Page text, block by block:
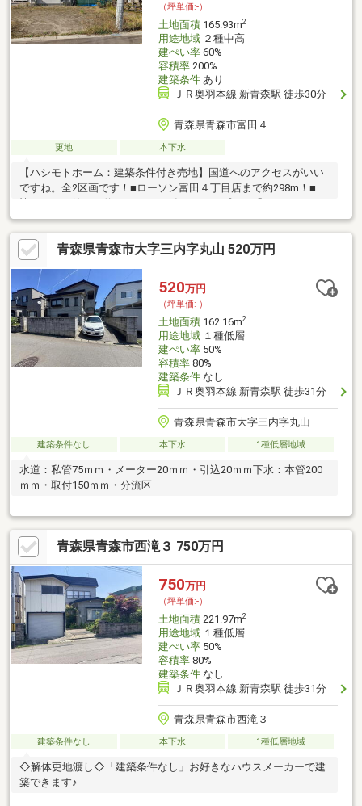
（坪単価:-）
土地面積165.93m2
用途地域２種中高
建ぺい率60%
容積率200%
建築条件あり
ＪＲ奥羽本線 新青森駅 徒歩30分
青森県青森市富田４
更地 本下水
【ハシモトホーム：建築条件付き売地】国道へのアクセスがいい
ですね。全2区画です！■ローソン富田４丁目店まで約298m！■生
キホーテ」、「シネマコンプレックス」が近いエリア！これから
どんどん便利になっていきますね！
青森県青森市大字三内字丸山 520万円
520万円
（坪単価:-）
土地面積162.16m2
用途地域１種低層
建ぺい率50%
容積率80%
建築条件なし
ＪＲ奥羽本線 新青森駅 徒歩31分
青森県青森市大字三内字丸山
建築条件なし 本下水 1種低層地域
水道：私管75ｍｍ・メーター20ｍｍ・引込20ｍｍ下水：本管200
ｍｍ・取付150ｍｍ・分流区
青森県青森市西滝３ 750万円
750万円
（坪単価:-）
土地面積221.97m2
用途地域１種低層
建ぺい率50%
容積率80%
建築条件なし
ＪＲ奥羽本線 新青森駅 徒歩31分
青森県青森市西滝３
建築条件なし 本下水 1種低層地域
◇解体更地渡し◇「建築条件なし」お好きなハウスメーカーで建
築できます♪